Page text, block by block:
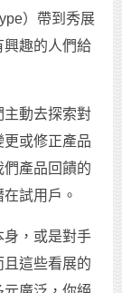
）帶到秀展
興趣的人們給
主動去探索對
或修正產品
產品回饋的
試用戶。
身，或是對手
這些看展的